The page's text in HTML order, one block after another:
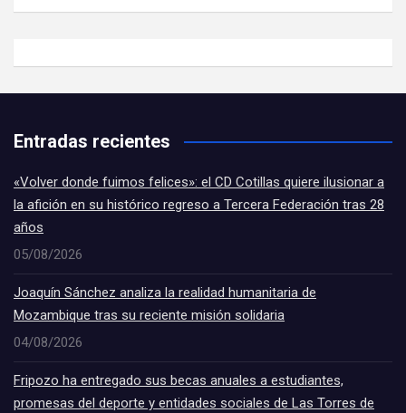
Entradas recientes
«Volver donde fuimos felices»: el CD Cotillas quiere ilusionar a
la afición en su histórico regreso a Tercera Federación tras 28
años
05/08/2026
Joaquín Sánchez analiza la realidad humanitaria de
Mozambique tras su reciente misión solidaria
04/08/2026
Fripozo ha entregado sus becas anuales a estudiantes,
promesas del deporte y entidades sociales de Las Torres de